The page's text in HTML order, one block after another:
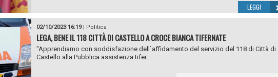
LEGGI
02/10/2023 16:19| Politica
LEGA, BENE IL 118 CITTÀ DI CASTELLO A CROCE BIANCA TIFERNATE
"Apprendiamo con soddisfazione dell`affidamento del servizio del 118 di Città di
Castello alla Pubblica assistenza tifer...